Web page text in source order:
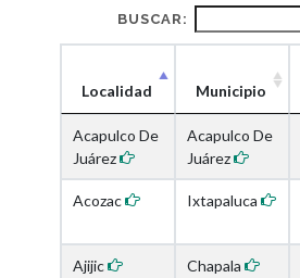
BUSCAR:
Localidad Municipio
Acapulco De
Juárez
Acapulco De
Juárez
Acozac Ixtapaluca
Ajijic Chapala